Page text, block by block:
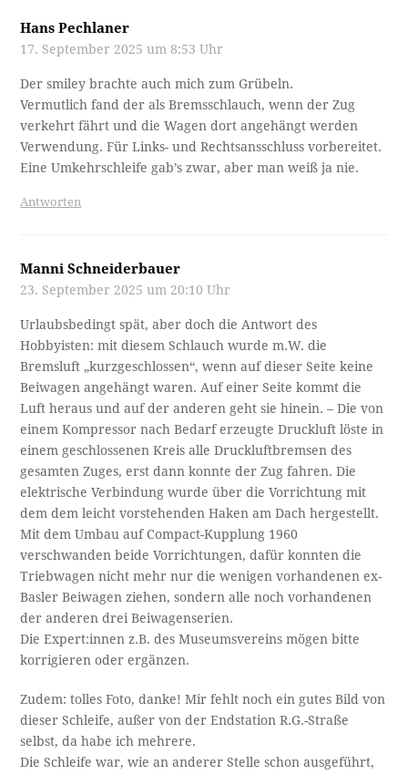
Hans Pechlaner
17. September 2025 um 8:53 Uhr
Der smiley brachte auch mich zum Grübeln.
Vermutlich fand der als Bremsschlauch, wenn der Zug
verkehrt fährt und die Wagen dort angehängt werden
Verwendung. Für Links- und Rechtsansschluss vorbereitet.
Eine Umkehrschleife gab’s zwar, aber man weiß ja nie.
Antworten
Manni Schneiderbauer
23. September 2025 um 20:10 Uhr
Urlaubsbedingt spät, aber doch die Antwort des
Hobbyisten: mit diesem Schlauch wurde m.W. die
Bremsluft „kurzgeschlossen“, wenn auf dieser Seite keine
Beiwagen angehängt waren. Auf einer Seite kommt die
Luft heraus und auf der anderen geht sie hinein. – Die von
einem Kompressor nach Bedarf erzeugte Druckluft löste in
einem geschlossenen Kreis alle Druckluftbremsen des
gesamten Zuges, erst dann konnte der Zug fahren. Die
elektrische Verbindung wurde über die Vorrichtung mit
dem dem leicht vorstehenden Haken am Dach hergestellt.
Mit dem Umbau auf Compact-Kupplung 1960
verschwanden beide Vorrichtungen, dafür konnten die
Triebwagen nicht mehr nur die wenigen vorhandenen ex-
Basler Beiwagen ziehen, sondern alle noch vorhandenen
der anderen drei Beiwagenserien.
Die Expert:innen z.B. des Museumsvereins mögen bitte
korrigieren oder ergänzen.
Zudem: tolles Foto, danke! Mir fehlt noch ein gutes Bild von
dieser Schleife, außer von der Endstation R.G.-Straße
selbst, da habe ich mehrere.
Die Schleife war, wie an anderer Stelle schon ausgeführt,